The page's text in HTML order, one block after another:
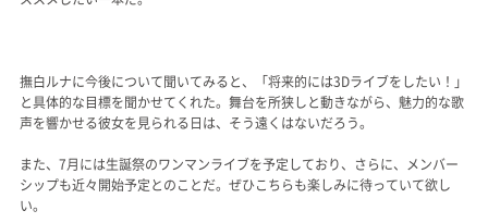
撫白ルナに今後について聞いてみると、「将来的には3Dライブをしたい！」
と具体的な目標を聞かせてくれた。舞台を所狭しと動きながら、魅力的な歌
声を響かせる彼女を見られる日は、そう遠くはないだろう。
また、7月には生誕祭のワンマンライブを予定しており、さらに、メンバー
シップも近々開始予定とのことだ。ぜひこちらも楽しみに待っていて欲し
い。